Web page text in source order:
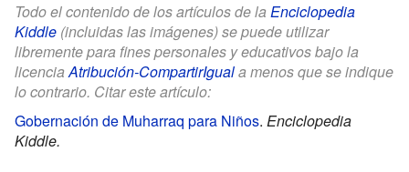
Todo el contenido de los artículos de la Enciclopedia
Kiddle (incluidas las imágenes) se puede utilizar
libremente para fines personales y educativos bajo la
licenciaAtribución-CompartirIguala menos que se indique
lo contrario. Citar este artículo:
Gobernación de Muharraq para Niños. Enciclopedia
Kiddle.